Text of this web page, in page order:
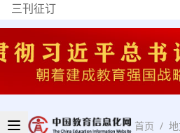
三刊征订
首页 /